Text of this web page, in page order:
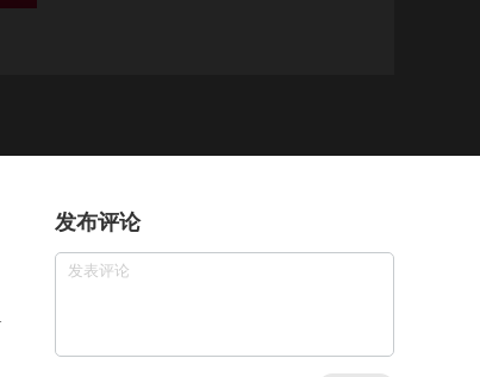
发布评论